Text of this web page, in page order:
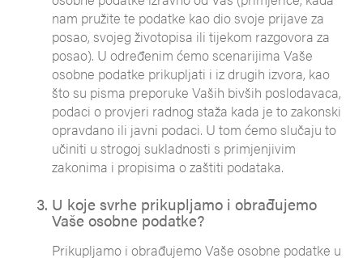
nam pružite te podatke kao dio svoje prijave za
posao, svojeg životopisa ili tijekom razgovora za
posao). U određenim ćemo scenarijima Vaše
osobne podatke prikupljati i iz drugih izvora, kao
što su pisma preporuke Vaših bivših poslodavaca,
podaci o provjeri radnog staža kada je to zakonski
opravdano ili javni podaci. U tom ćemo slučaju to
učiniti u strogoj sukladnosti s primjenjivim
zakonima i propisima o zaštiti podataka.
U koje svrhe prikupljamo i obrađujemo
Vaše osobne podatke?
Prikupljamo i obrađujemo Vaše osobne podatke u